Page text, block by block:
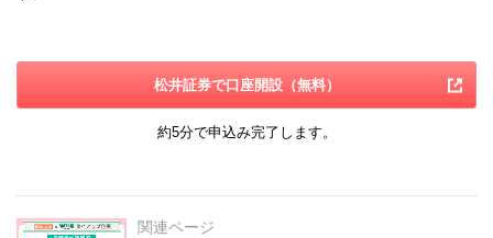
松井証券で口座開設（無料）
約5分で申込み完了します。
関連ページ